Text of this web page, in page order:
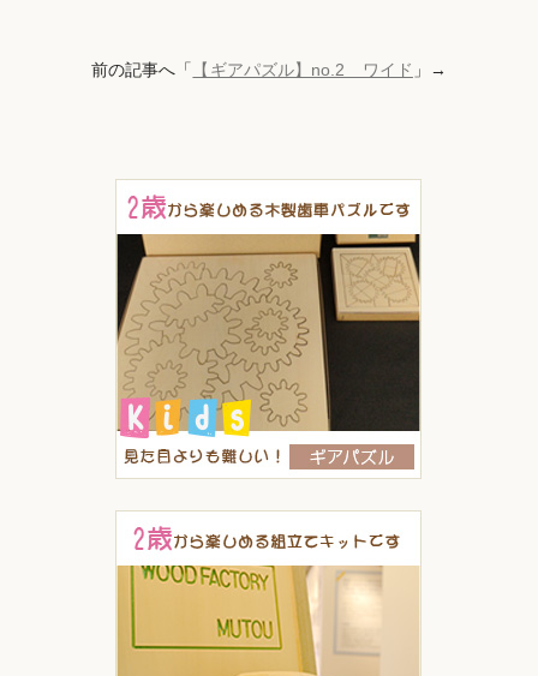
前の記事へ「 【ギアパズル】no.2 ワイド 」→